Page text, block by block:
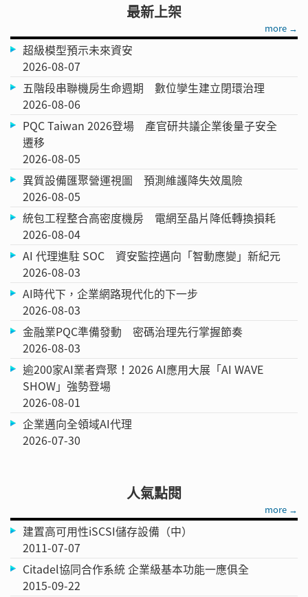
最新上架
more →
超級模型預示未來資安
2026-08-07
五階段串聯機房生命週期 數位孿生建立閉環治理
2026-08-06
PQC Taiwan 2026登場 產官研共議企業後量子安全
遷移
2026-08-05
異質設備匯聚營運視圖 預測維護降失效風險
2026-08-05
統包工程整合高密度機房 電網至晶片降低轉換損耗
2026-08-04
AI 代理進駐 SOC 資安監控邁向「智動應變」新紀元
2026-08-03
AI時代下，企業網路現代化的下一步
2026-08-03
金融業PQC準備發動 密碼治理先行掌握節奏
2026-08-03
逾200家AI業者齊聚！2026 AI應用大展「AI WAVE
SHOW」強勢登場
2026-08-01
企業邁向全領域AI代理
2026-07-30
人氣點閱
more →
建置高可用性iSCSI儲存設備（中）
2011-07-07
Citadel協同合作系統 企業級基本功能一應俱全
2015-09-22